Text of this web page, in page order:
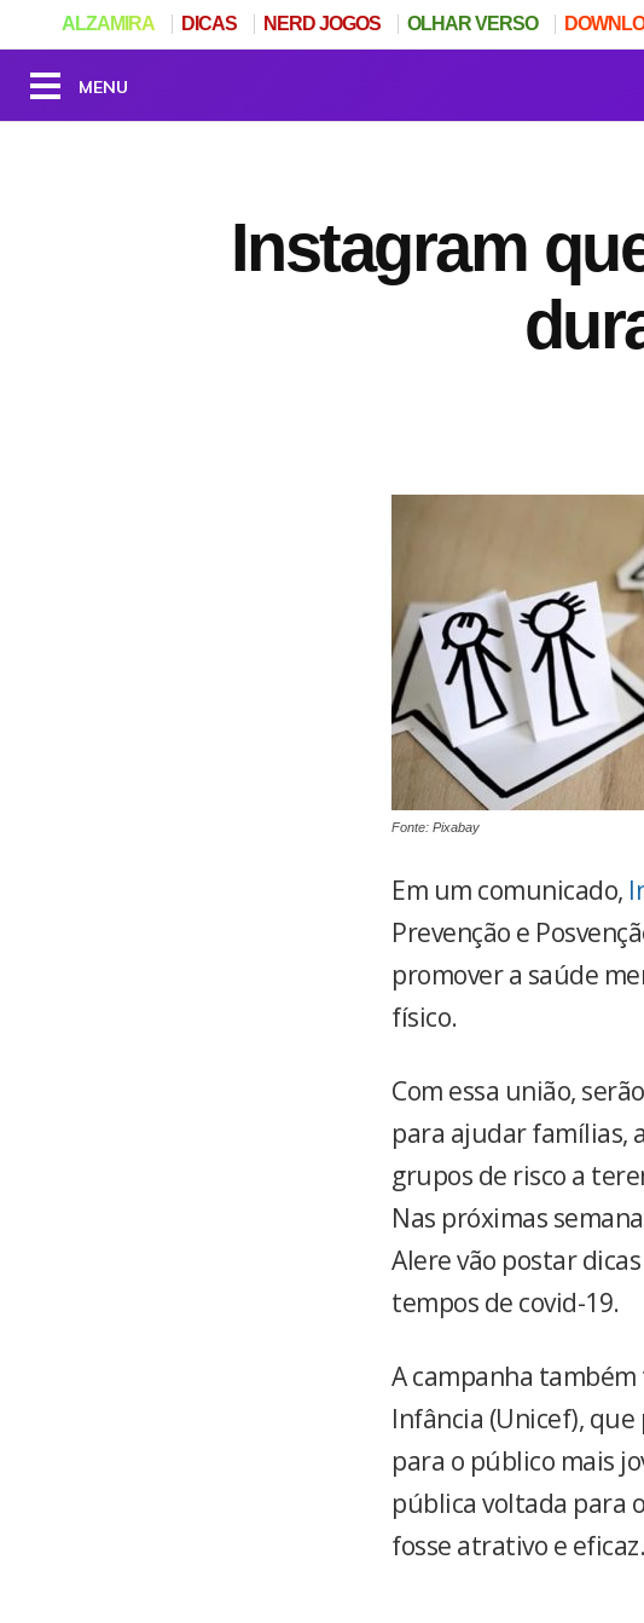
Instagram
Fonte: Pixabay
Em um comunicado,
Prevenção e
promover a saúde
físico.
Com essa união,
para ajudar famílias,
grupos de risco a
Nas próximas
Alere vão postar
tempos de covid-19.
A campanha também
Infância (Unicef),
para o público mais
pública voltada para
fosse atrativo e eficaz.
ALZAMIRA DICAS NERD JOGOS OLHAR VERSO